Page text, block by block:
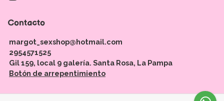
Contacto
margot_sexshop@hotmail.com
2954571525
Gil 159, local 9 galería. Santa Rosa, La Pampa
Botón de arrepentimiento